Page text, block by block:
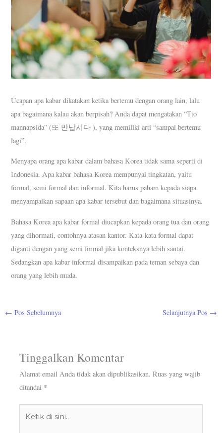
Ucapan apa kabar dikatakan ketika bertemu dengan orang lain, lalu
apa bagaimana kalau akan berpisah? Anda dapat mengatakan “Tto
mannapsida” (또 만납시다 ), yang memiliki arti “sampai bertemu
lagi”.
Menyapa orang apa kabar dalam bahasa Korea tidak sama seperti di
Indonesia. Apa kabar bahasa Korea mempunyai tingkatan, yaitu
formal, semi formal dan informal. Kita harus paham kepada siapa
menyampaikan sapaan apa kabar tersebut dan bagaimana situasinya.
Bahasa Korea apa kabar formal diucapkan kepada orang tua dan orang
yang dihormati, contohnya atasan kantor. Kata-kata formal dapat
diganti dengan yang semi formal jika konteksnya lebih santai.
Sedangkan apa kabar informal disampaikan pada teman sebaya dan
orang yang lebih muda.
← Pos Sebelumnya Selanjutnya Pos →
Tinggalkan Komentar
Alamat email Anda tidak akan dipublikasikan. Ruas yang wajib
ditandai *